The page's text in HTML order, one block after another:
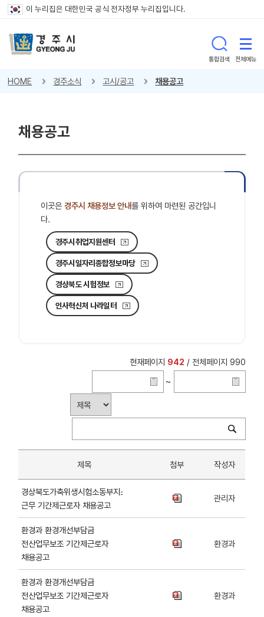
이 누리집은 대한민국 공식 전자정부 누리집입니다.
통합검색 전체메뉴
HOME 경주소식 고시/공고 채용공고
채용공고
이곳은경주시 채용정보 안내를 위하여 마련된 공간입니
다.
경주시취업지원센터
경주시일자리종합정보마당
경상북도 시험정보
인사혁신처 나라일터
현재페이지 942 / 전체페이지 990
~
제목 첨부 작성자
경상북도가축위생시험소동부지소
근무 기간제근로자 채용공고
관리자
환경과 환경개선부담금
전산업무보조 기간제근로자
채용공고
환경과
환경과 환경개선부담금
전산업무보조 기간제근로자
채용공고
환경과